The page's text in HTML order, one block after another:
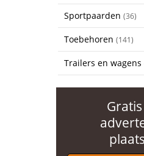
Sportpaarden (36)
Toebehoren (141)
Trailers en wagens